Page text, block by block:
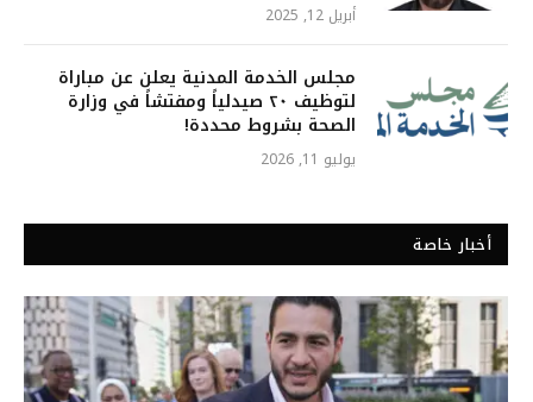
أبريل 12, 2025
مجلس الخدمة المدنية يعلن عن مباراة
لتوظيف ٢٠ صيدلياً ومفتشاً في وزارة
الصحة بشروط محددة!
يوليو 11, 2026
أخبار خاصة